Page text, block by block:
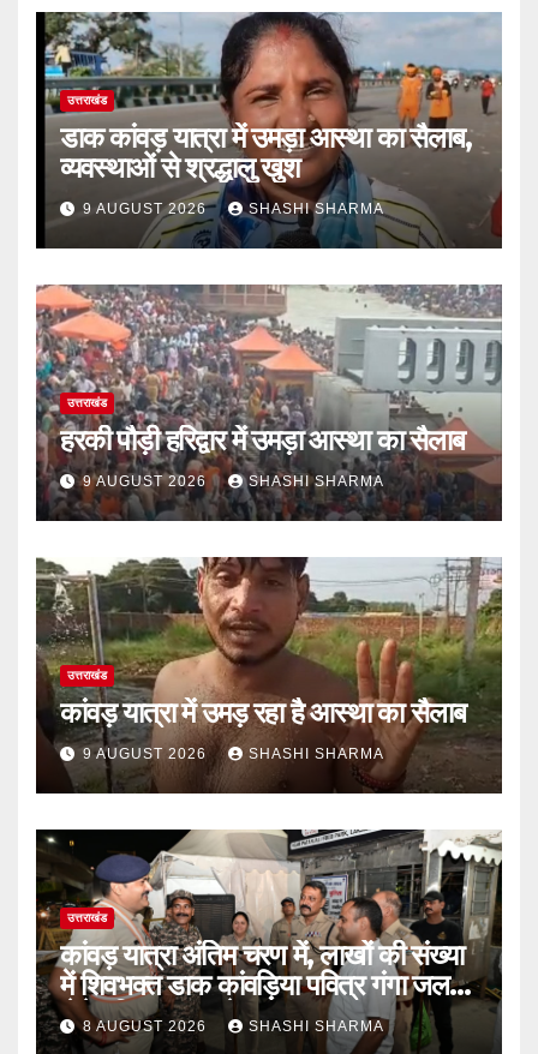
उत्तराखंड
डाक कांवड़ यात्रा में उमड़ा आस्था का सैलाब,
व्यवस्थाओं से श्रद्धालु खुश
9 AUGUST 2026 SHASHI SHARMA
उत्तराखंड
हरकी पौड़ी हरिद्वार में उमड़ा आस्था का सैलाब
9 AUGUST 2026 SHASHI SHARMA
उत्तराखंड
कांवड़ यात्रा में उमड़ रहा है आस्था का सैलाब
9 AUGUST 2026 SHASHI SHARMA
उत्तराखंड
कांवड़ यात्रा अंतिम चरण में, लाखों की संख्या
में शिवभक्त डाक कांवड़िया पवित्र गंगा जल
लेने हरिद्वार पहुंच रहे
8 AUGUST 2026 SHASHI SHARMA